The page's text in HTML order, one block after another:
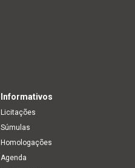
Informativos
Licitações
Súmulas
Homologações
Agenda